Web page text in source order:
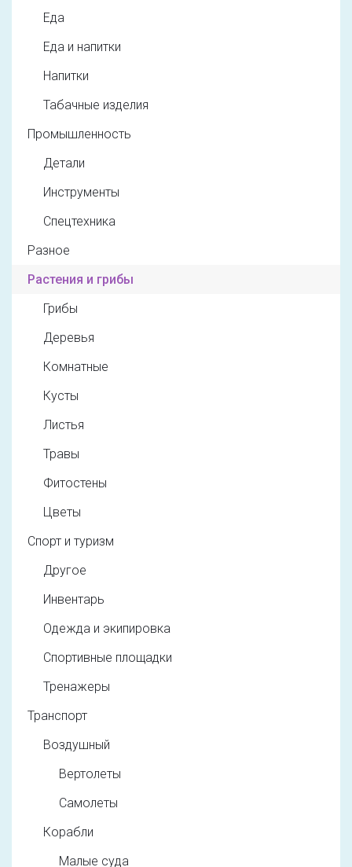
Еда
Еда и напитки
Напитки
Табачные изделия
Промышленность
Детали
Инструменты
Спецтехника
Разное
Растения и грибы
Грибы
Деревья
Комнатные
Кусты
Листья
Травы
Фитостены
Цветы
Спорт и туризм
Другое
Инвентарь
Одежда и экипировка
Спортивные площадки
Тренажеры
Транспорт
Воздушный
Вертолеты
Самолеты
Корабли
Малые суда